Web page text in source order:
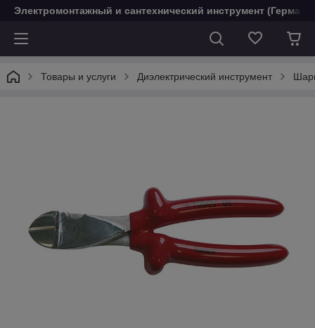
Электромонтажный и сантехнический инструмент
Товары и услуги Диэлектрический инструмент